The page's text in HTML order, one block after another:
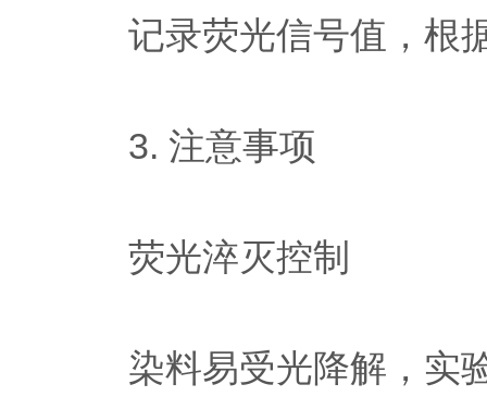
记录荧光信号值，根
3. 注意事项
荧光淬灭控制
染料易受光降解，实验